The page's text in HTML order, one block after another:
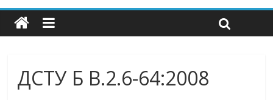
ДСТУ Б В.2.6-64:2008